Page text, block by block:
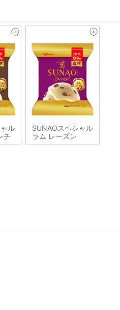
ル
チ
SUNAOスペシャル
ラム レーズン